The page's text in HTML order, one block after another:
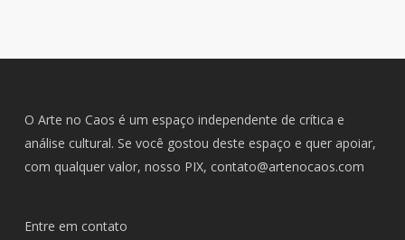
O Arte no Caos é um espaço independente de crítica e
análise cultural. Se você gostou deste espaço e quer apoiar,
com qualquer valor, nosso PIX, contato@artenocaos.com
Entre em contato